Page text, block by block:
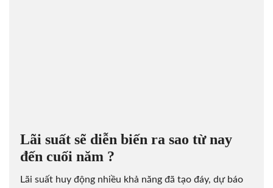
Lãi suất sẽ diễn biến ra sao từ nay
đến cuối năm ?
Lãi suất huy động nhiều khả năng đã tạo đáy, dự báo